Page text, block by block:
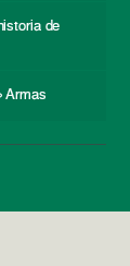
de
Armas